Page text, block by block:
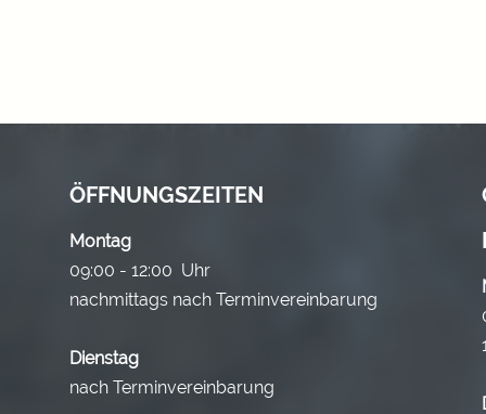
ÖFFNUNGSZEITEN
Montag
09:00 - 12:00 Uhr
nachmittags nach Terminvereinbarung
Dienstag
nach Terminvereinbarung